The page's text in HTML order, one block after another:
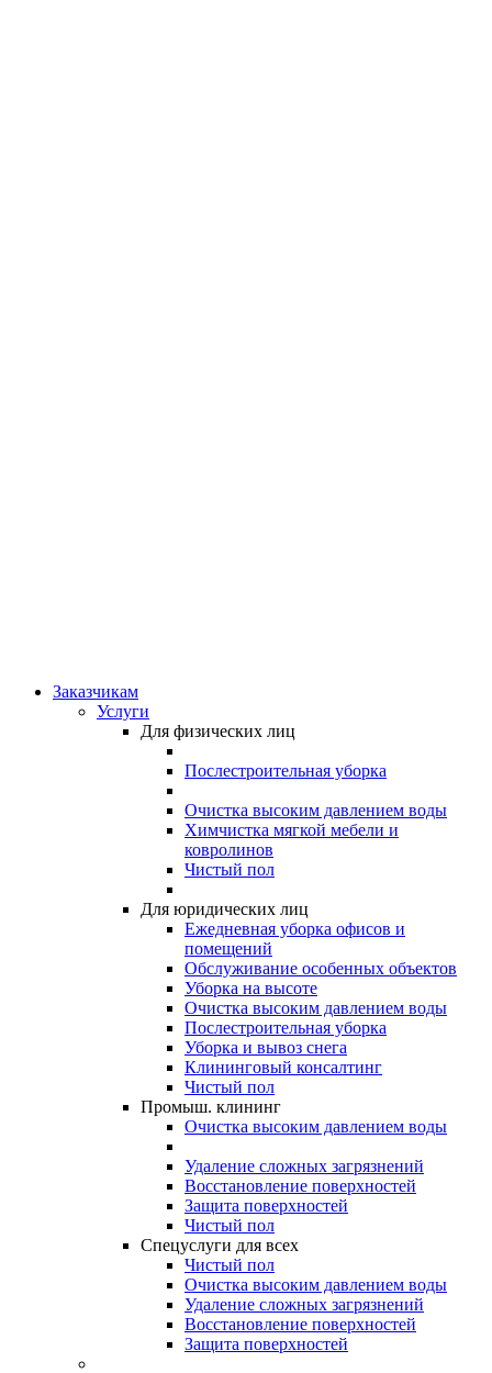
Заказчикам
Услуги
Для физических лиц
Послестроительная уборка
Очистка высоким давлением воды
Химчистка мягкой мебели и
ковролинов
Чистый пол
Для юридических лиц
Ежедневная уборка офисов и
помещений
Обслуживание особенных объектов
Уборка на высоте
Очистка высоким давлением воды
Послестроительная уборка
Уборка и вывоз снега
Клининговый консалтинг
Чистый пол
Промыш. клининг
Очистка высоким давлением воды
Удаление сложных загрязнений
Восстановление поверхностей
Защита поверхностей
Чистый пол
Спецуслуги для всех
Чистый пол
Очистка высоким давлением воды
Удаление сложных загрязнений
Восстановление поверхностей
Защита поверхностей